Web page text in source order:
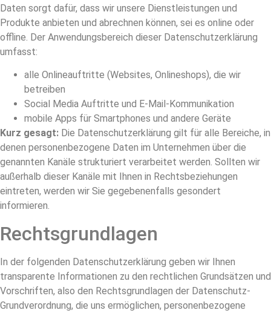
Daten sorgt dafür, dass wir unsere Dienstleistungen und
Produkte anbieten und abrechnen können, sei es online oder
offline. Der Anwendungsbereich dieser Datenschutzerklärung
umfasst:
alle Onlineauftritte (Websites, Onlineshops), die wir
betreiben
Social Media Auftritte und E-Mail-Kommunikation
mobile Apps für Smartphones und andere Geräte
Kurz gesagt: Die Datenschutzerklärung gilt für alle Bereiche, in
denen personenbezogene Daten im Unternehmen über die
genannten Kanäle strukturiert verarbeitet werden. Sollten wir
außerhalb dieser Kanäle mit Ihnen in Rechtsbeziehungen
eintreten, werden wir Sie gegebenenfalls gesondert
informieren.
Rechtsgrundlagen
In der folgenden Datenschutzerklärung geben wir Ihnen
transparente Informationen zu den rechtlichen Grundsätzen und
Vorschriften, also den Rechtsgrundlagen der Datenschutz-
Grundverordnung, die uns ermöglichen, personenbezogene